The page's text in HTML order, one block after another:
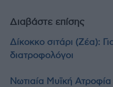
Διαβάστε επίσης
Δίκοκκο σιτάρι (Ζέα):
διατροφολόγοι
Νωτιαία Μυϊκή